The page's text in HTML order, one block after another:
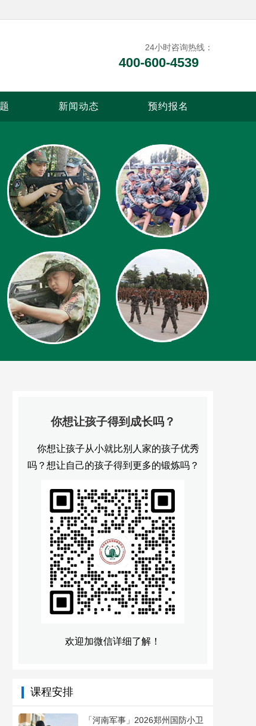
24小时咨询热线：
400-600-4539
新闻动态 预约报名
你想让孩子得到成长吗？
你想让孩子从小就比别人家的孩子优秀
吗？想让自己的孩子得到更多的锻炼吗？
欢迎加微信详细了解！
课程安排
「河南军事」2026郑州国防小卫